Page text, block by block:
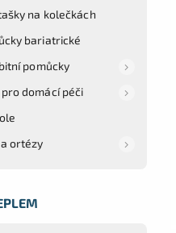
na kolečkách
bariatrické
pomůcky
domácí péči
ortézy